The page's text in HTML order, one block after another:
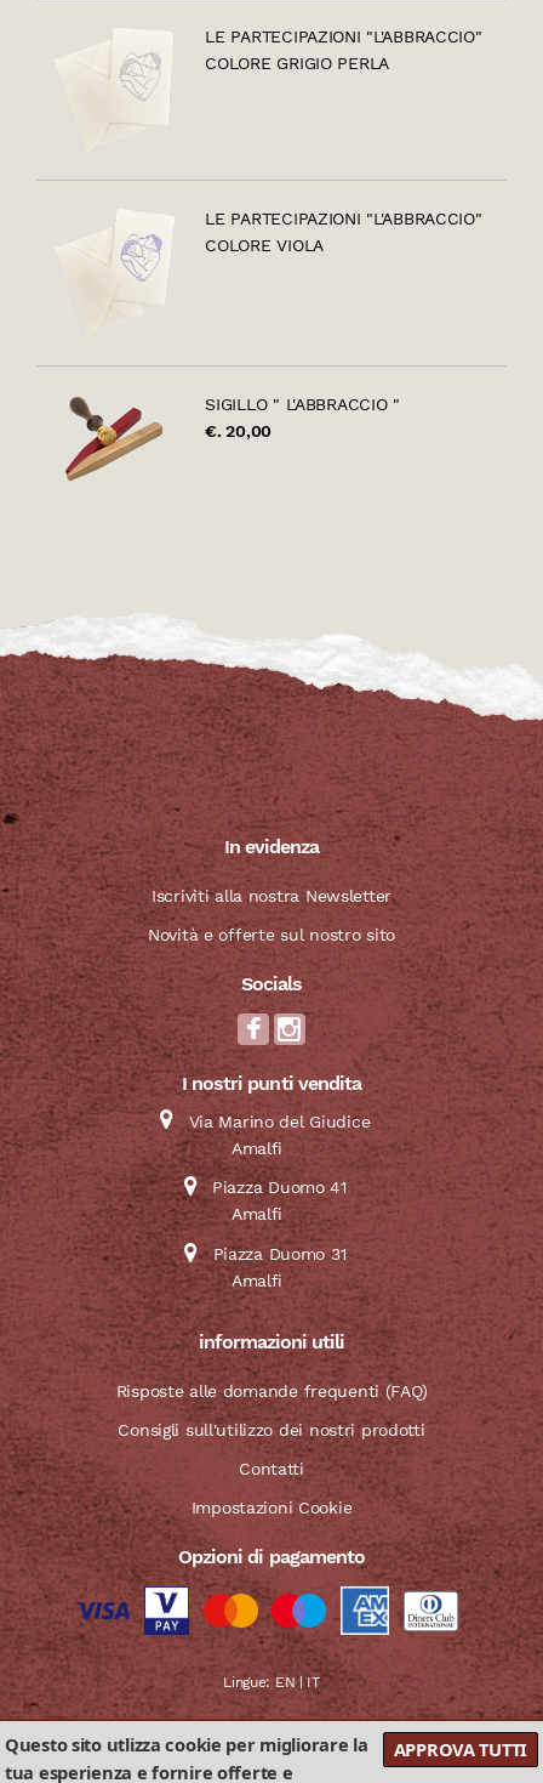
APPROVA TUTTI
Questo sito utlizza cookie per migliorare la
tua esperienza e fornire offerte e
LE PARTECIPAZIONI "L'ABBRACCIO"
COLORE GRIGIO PERLA
LE PARTECIPAZIONI "L'ABBRACCIO"
COLORE VIOLA
SIGILLO " L'ABBRACCIO "
€. 20,00
In evidenza
Iscriviti alla nostra Newsletter
Novità e offerte sul nostro sito
Socials
I nostri punti vendita
Via Marino del Giudice
Amalfi
Piazza Duomo 41
Amalfi
Piazza Duomo 31
Amalfi
informazioni utili
Risposte alle domande frequenti (FAQ)
Consigli sull'utilizzo dei nostri prodotti
Contatti
Impostazioni Cookie
Opzioni di pagamento
Lingue:EN|IT